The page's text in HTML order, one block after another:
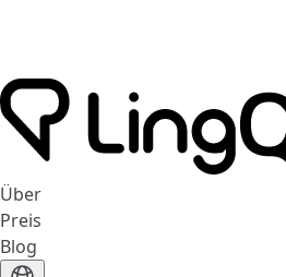
Über
Preis
Blog